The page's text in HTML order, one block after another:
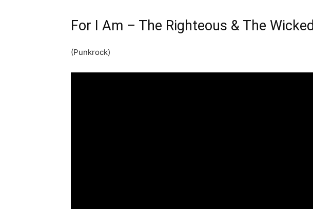
For I Am – The Righteous & The Wicked
(Punkrock)